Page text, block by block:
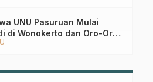
UNU Pasuruan Mulai
di Wonokerto dan Oro-Oro
Berikut Programnya